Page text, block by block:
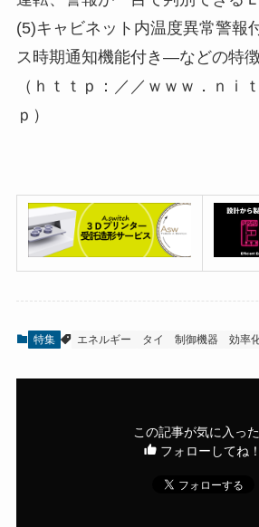
(5)キャビネット内温度異常警報
ス時期通知機能付き―などの特徴
（ｈｔｔｐ：／／ｗｗｗ．ｎｉ
ｐ）
特集 エネルギー タイ 制御機器 効率
この記事が気に入っ
フォローしてね！